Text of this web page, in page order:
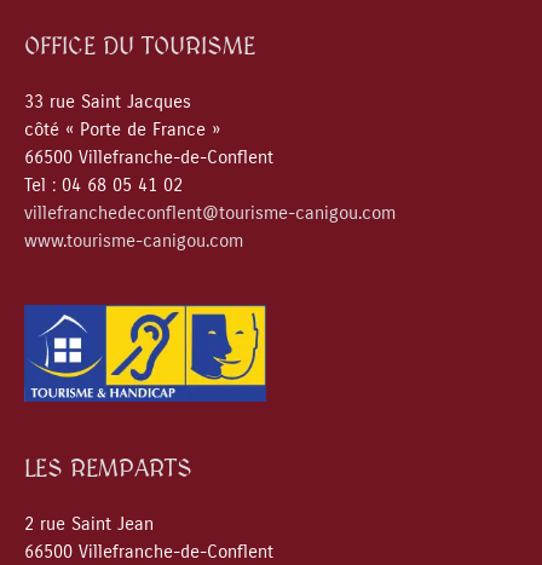
OFFICE DU TOURISME
33 rue Saint Jacques
côté « Porte de France »
66500 Villefranche-de-Conflent
Tel : 04 68 05 41 02
villefranchedeconflent@tourisme-canigou.com
www.tourisme-canigou.com
LES REMPARTS
2 rue Saint Jean
66500 Villefranche-de-Conflent